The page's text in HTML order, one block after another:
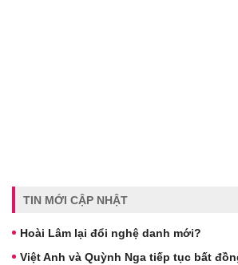
TIN MỚI CẬP NHẬT
Hoài Lâm lại đổi nghệ danh mới?
Việt Anh và Quỳnh Nga tiếp tục bất